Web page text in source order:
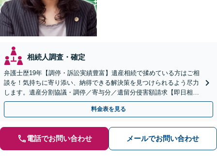
相続人調査・確定
弁護士歴19年【調停・訴訟実績豊富】遺産相続で揉めている方はご相
談を！気持ちに寄り添い、納得できる解決策を見つけられるよう尽力
します。遺産分割協議・調停／寄与分／遺留分侵害額請求【即日相談
可】【初回相談無料】【オンライン相談可】
料金表を見る
電話でお問い合わせ メールでお問い合わせ